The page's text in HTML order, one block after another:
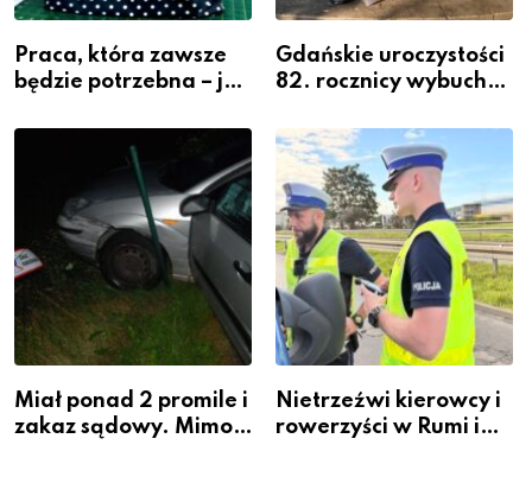
Praca, która zawsze
będzie potrzebna – jak
zawodem przyszłości i
gdzie się go nauczyć?
Gdańskie uroczystości
82. rocznicy wybuchu
Warszawskiego
Miał ponad 2 promile i
zakaz sądowy. Mimo
Nietrzeźwi kierowcy i
rowerzyści w Rumi i